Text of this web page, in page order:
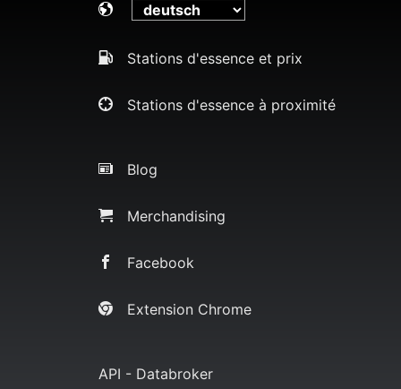
Stations d'essence et prix
Stations d'essence à proximité
Blog
Merchandising
Facebook
Extension Chrome
API - Databroker